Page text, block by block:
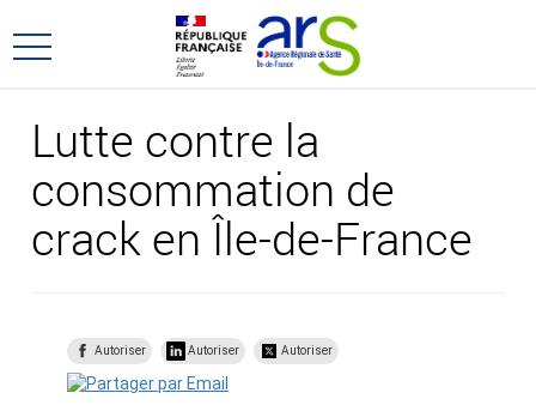
au
menu
au
contenu
Ouvrir
principal
Lutte contre la
consommation de
crack en Île-de-France
Autoriser Autoriser Autoriser